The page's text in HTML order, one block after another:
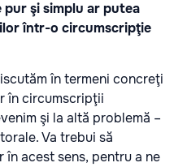
pur şi simplu ar putea
într-o circumscripţie
în termeni concreţi
în circumscripţii
şi la altă problemă –
Va trebui să
în acest sens, pentru a ne